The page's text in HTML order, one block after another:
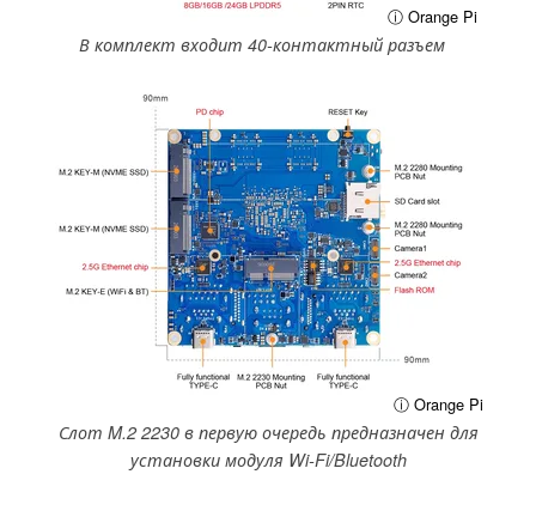
ⓘ Orange Pi
В комплект входит 40-контактный разъем
ⓘ Orange Pi
Слот M.2 2230 в первую очередь предназначен для
установки модуля Wi-Fi/Bluetooth